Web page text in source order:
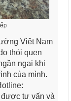
Việt Nam
thói quen
ngại khi
của mình.
tư vấn và